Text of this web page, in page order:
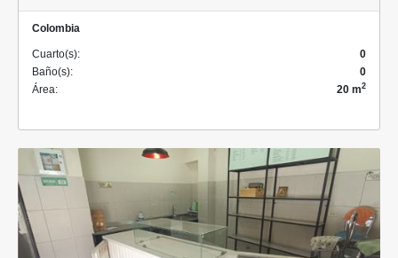
Colombia
Cuarto(s):
0
Baño(s):
0
Área:
20 m2